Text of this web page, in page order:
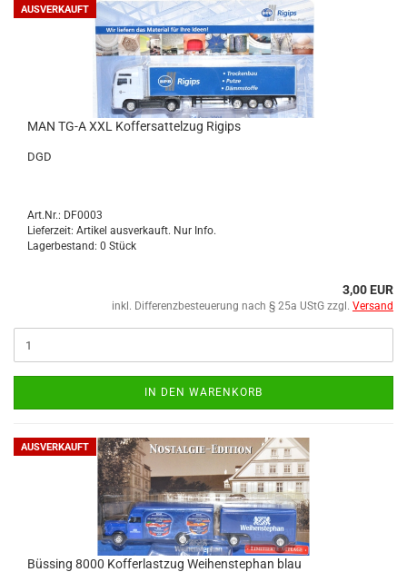
AUSVERKAUFT
MAN TG-A XXL Kof­fer­sat­tel­zug Ri­gips
DGD
Art.Nr.: DF0003
Lieferzeit: Artikel ausverkauft. Nur Info.
Lagerbestand: 0 Stück
3,00 EUR
inkl. Differenzbesteuerung nach § 25a UStG zzgl. Versand
IN DEN WARENKORB
AUSVERKAUFT
Büs­sing 8000 Kof­fer­last­zug Wei­hen­ste­phan blau